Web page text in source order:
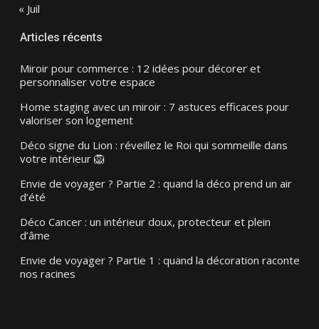
« Juil
Articles récents
Miroir pour commerce : 12 idées pour décorer et
personnaliser votre espace
Home staging avec un miroir : 7 astuces efficaces pour
valoriser son logement
Déco signe du Lion : réveillez le Roi qui sommeille dans
votre intérieur 🦁
Envie de voyager ? Partie 2 : quand la déco prend un air
d’été
Déco Cancer : un intérieur doux, protecteur et plein
d’âme
Envie de voyager ? Partie 1 : quand la décoration raconte
nos racines